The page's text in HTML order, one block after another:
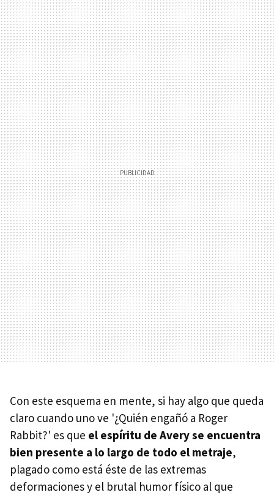
Con este esquema en mente, si hay algo que queda
claro cuando uno ve '¿Quién engañó a Roger
Rabbit?' es que el espíritu de Avery se encuentra
bien presente a lo largo de todo el metraje,
plagado como está éste de las extremas
deformaciones y el brutal humor físico al que